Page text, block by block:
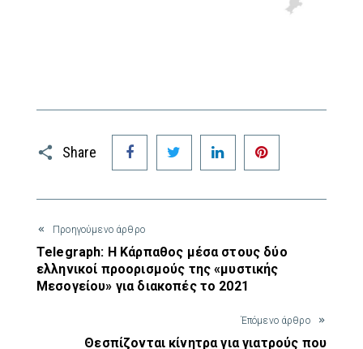
Share
Facebook Twitter LinkedIn
Προηγούμενο άρθρο
Telegraph: Η Κάρπαθος μέσα στους δύο
ελληνικοί προορισμούς της «μυστικής
Μεσογείου» για διακοπές το 2021
Έπόμενο άρθρο
Θεσπίζονται κίνητρα για γιατρούς που